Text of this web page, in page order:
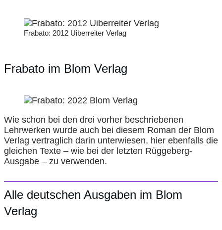
Frabato: 2012 Uiberreiter Verlag
Frabato im Blom Verlag
Wie schon bei den drei vorher beschriebenen
Lehrwerken wurde auch bei diesem Roman der Blom
Verlag vertraglich darin unterwiesen, hier ebenfalls die
gleichen Texte – wie bei der letzten Rüggeberg-
Ausgabe – zu verwenden.
Alle deutschen Ausgaben im Blom
Verlag